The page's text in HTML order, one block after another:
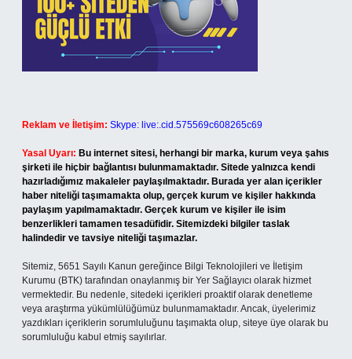
Reklam ve İletişim: Skype: live:.cid.575569c608265c69
Yasal Uyarı: Bu internet sitesi, herhangi bir marka, kurum veya şahıs
şirketi ile hiçbir bağlantısı bulunmamaktadır. Sitede yalnızca kendi
hazırladığımız makaleler paylaşılmaktadır. Burada yer alan içerikler
haber niteliği taşımamakta olup, gerçek kurum ve kişiler hakkında
paylaşım yapılmamaktadır. Gerçek kurum ve kişiler ile isim
benzerlikleri tamamen tesadüfidir. Sitemizdeki bilgiler taslak
halindedir ve tavsiye niteliği taşımazlar.
Sitemiz, 5651 Sayılı Kanun gereğince Bilgi Teknolojileri ve İletişim
Kurumu (BTK) tarafından onaylanmış bir Yer Sağlayıcı olarak hizmet
vermektedir. Bu nedenle, sitedeki içerikleri proaktif olarak denetleme
veya araştırma yükümlülüğümüz bulunmamaktadır. Ancak, üyelerimiz
yazdıkları içeriklerin sorumluluğunu taşımakta olup, siteye üye olarak bu
sorumluluğu kabul etmiş sayılırlar.